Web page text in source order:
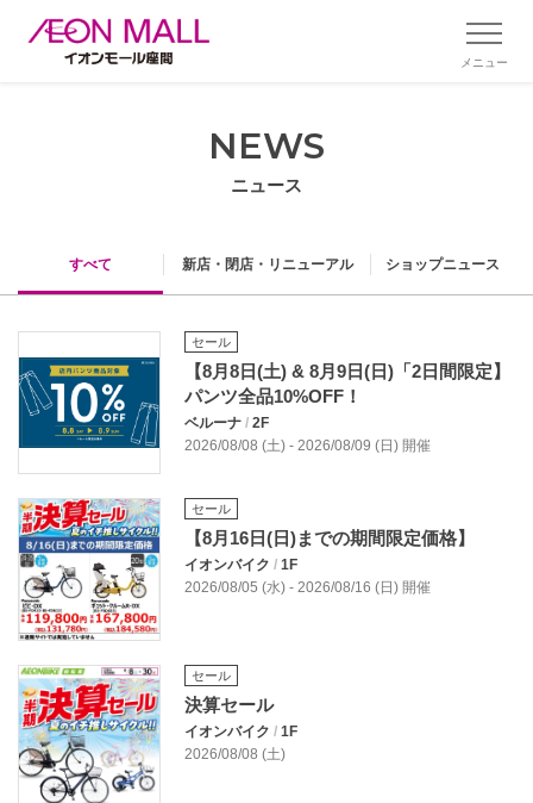
メニュー
NEWS
ニュース
すべて 新店・閉店・リニューアル ショップニュース
セール
【8月8日(土) ​& ​8月9日(日)「2日間限定】
パンツ全品10%OFF！
ベルーナ / 2F
2026/08/08 (土) - 2026/08/09 (日) 開催
セール
【8月16日(日)までの期間限定価格】
イオンバイク / 1F
2026/08/05 (水) - 2026/08/16 (日) 開催
セール
決算セール
イオンバイク / 1F
2026/08/08 (土)